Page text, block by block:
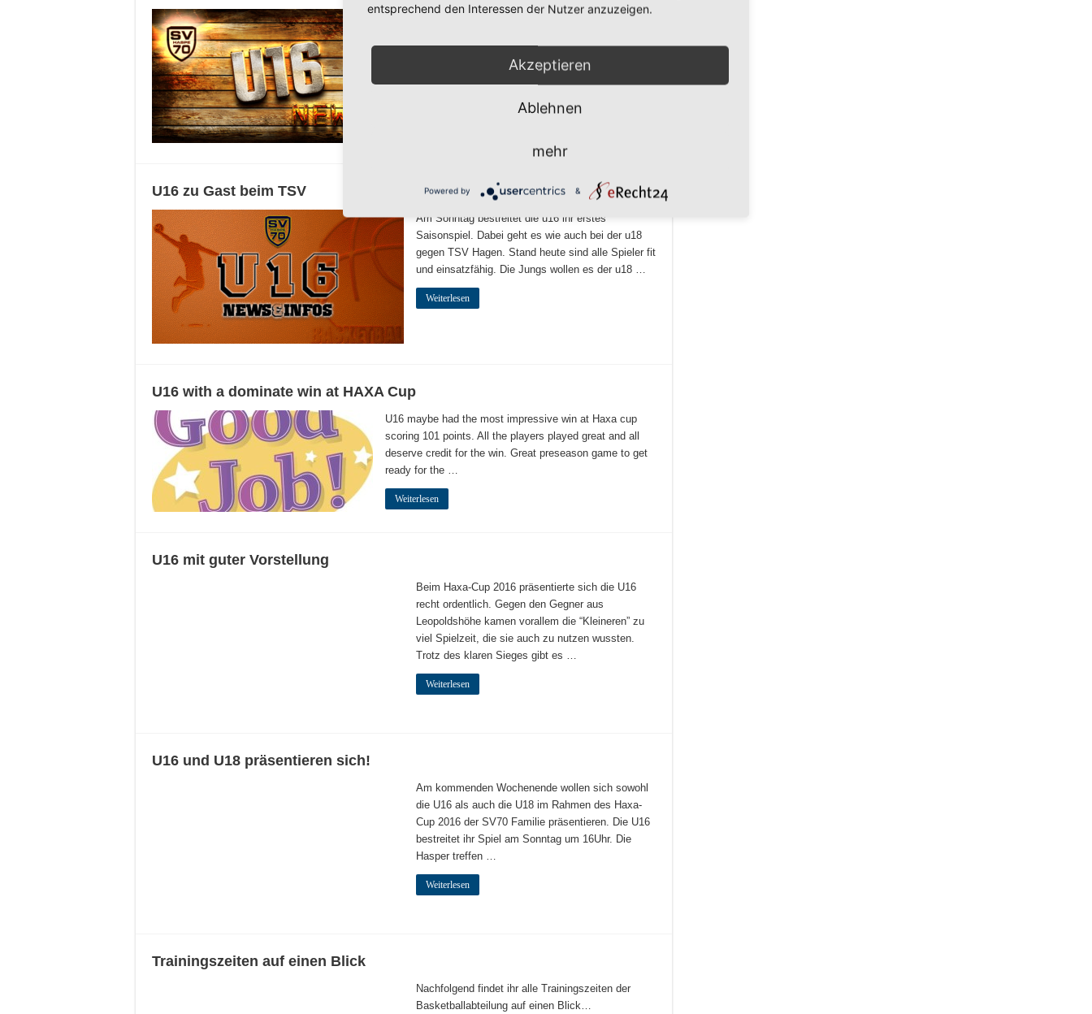
TSV Hagen : SV70 84:98 Von Beginn an
wieder Offensiv gut dem Ball nachging und so
viele …
U16 zu Gast beim TSV
Am Sonntag bestreitet die u16 ihr erstes
Saisonspiel. Dabei geht es wie auch bei der u18
gegen TSV Hagen. Stand heute sind alle Spieler fit
und einsatzfähig. Die Jungs wollen es der u18 …
Weiterlesen
U16 with a dominate win at HAXA Cup
U16 maybe had the most impressive win at Haxa cup
scoring 101 points. All the players played great and all
deserve credit for the win. Great preseason game to get
ready for the …
Weiterlesen
U16 mit guter Vorstellung
Beim Haxa-Cup 2016 präsentierte sich die U16
recht ordentlich. Gegen den Gegner aus
Leopoldshöhe kamen vorallem die “Kleineren” zu
viel Spielzeit, die sie auch zu nutzen wussten.
Trotz des klaren Sieges gibt es …
Weiterlesen
U16 und U18 präsentieren sich!
Am kommenden Wochenende wollen sich sowohl
die U16 als auch die U18 im Rahmen des Haxa-
Cup 2016 der SV70 Familie präsentieren. Die U16
bestreitet ihr Spiel am Sonntag um 16Uhr. Die
Hasper treffen …
Weiterlesen
Trainingszeiten auf einen Blick
Nachfolgend findet ihr alle Trainingszeiten der
Basketballabteilung auf einen Blick…
entsprechend den Interessen der Nutzer anzuzeigen.
Akzeptieren
Ablehnen
mehr
Powered by &